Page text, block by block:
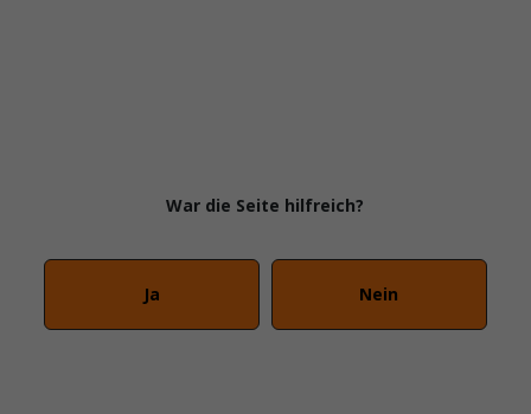
War die Seite hilfreich?
Ja Nein